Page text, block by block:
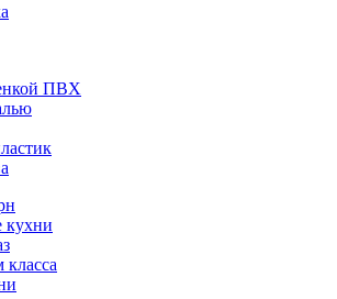
ПВХ
кухни